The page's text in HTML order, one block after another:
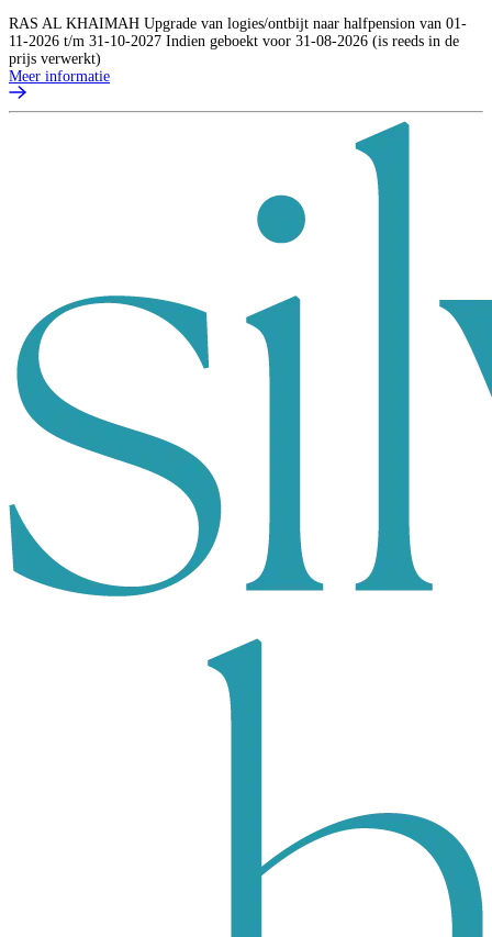
RAS AL KHAIMAH Upgrade van logies/ontbijt naar halfpension van 01-
11-2026 t/m 31-10-2027 Indien geboekt voor 31-08-2026 (is reeds in de
prijs verwerkt)
Meer informatie